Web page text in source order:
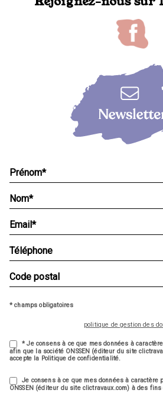
* champs obligatoires
politique de gestion des
* Je consens à ce que mes données à
afin que la société ONSSEN (éditeur du site
accepte la Politique de confidentialité.
Je consens à ce que mes données à caractère
ONSSEN (éditeur du site clictravaux.com) à des